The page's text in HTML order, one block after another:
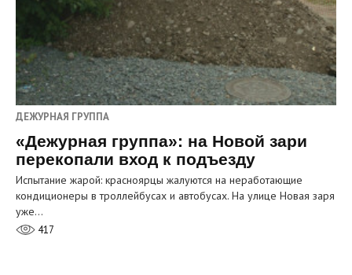
ДЕЖУРНАЯ ГРУППА
«Дежурная группа»: на Новой зари
перекопали вход к подъезду
Испытание жарой: красноярцы жалуются на неработающие
кондиционеры в троллейбусах и автобусах. На улице Новая заря
уже…
417